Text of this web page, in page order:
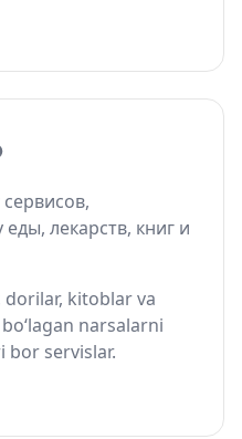
лекарств, книг и
kitoblar va
narsalarni
bor servislar.